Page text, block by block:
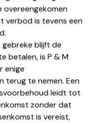
overeengekomen
verbod is tevens een
gebreke blijft de
betalen, is P & M
enige
terug te nemen. Een
leidt tot
zonder dat
is vereist,